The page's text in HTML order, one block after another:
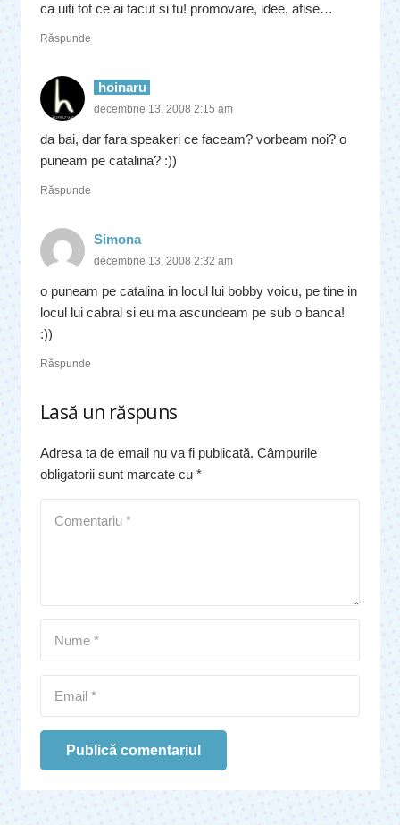
ca uiti tot ce ai facut si tu! promovare, idee, afise…
Răspunde
hoinaru
decembrie 13, 2008 2:15 am
da bai, dar fara speakeri ce faceam? vorbeam noi? o
puneam pe catalina? :))
Răspunde
Simona
decembrie 13, 2008 2:32 am
o puneam pe catalina in locul lui bobby voicu, pe tine in
locul lui cabral si eu ma ascundeam pe sub o banca!
:))
Răspunde
Lasă un răspuns
Adresa ta de email nu va fi publicată. Câmpurile
obligatorii sunt marcate cu *
Publică comentariul